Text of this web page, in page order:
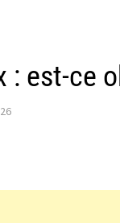
: est-ce